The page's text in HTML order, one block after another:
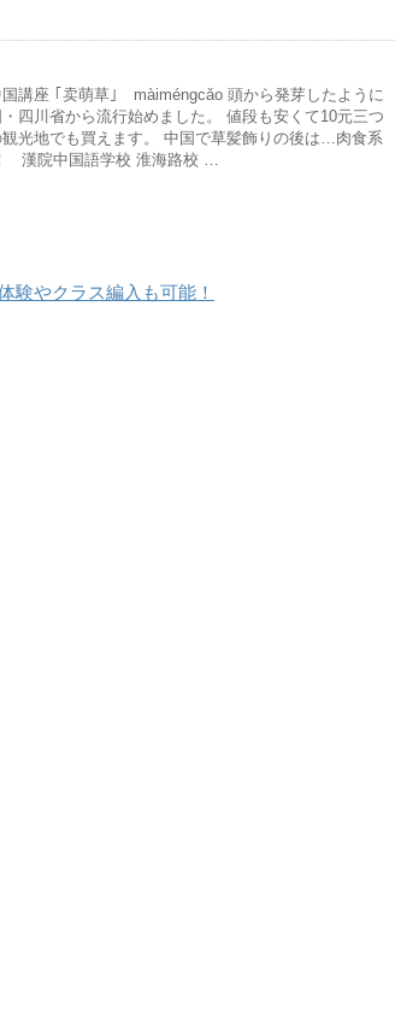
講座 ｢卖萌草｣ màiménɡcǎo 頭から発芽したように
四川省から流行始めました。 値段も安くて10元三つ
光地でも買えます。 中国で草髪飾りの後は…肉食系
漢院中国語学校 淮海路校 …
験やクラス編入も可能！